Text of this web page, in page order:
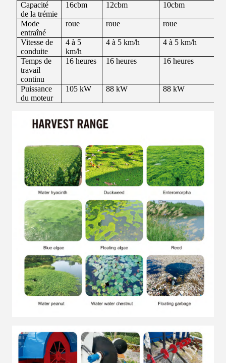
Capacité
de la trémie
16cbm 12cbm 10cbm
Mode
entraîné
roue roue roue
Vitesse de
conduite
4 à 5
km/h
4 à 5 km/h 4 à 5 km/h
Temps de
travail
continu
16 heures 16 heures 16 heures
Puissance
du moteur
105 kW 88 kW 88 kW